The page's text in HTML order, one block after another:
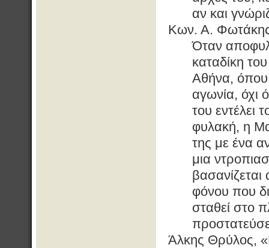
αν και
Κων. Α.
Όταν
καταδίκη
Αθήνα, όπου
αγωνία, όχι
του εντέλει
φυλακή, η
της με ένα
μια
φόνου που
σταθεί στο
Άλκης Θρύλος,